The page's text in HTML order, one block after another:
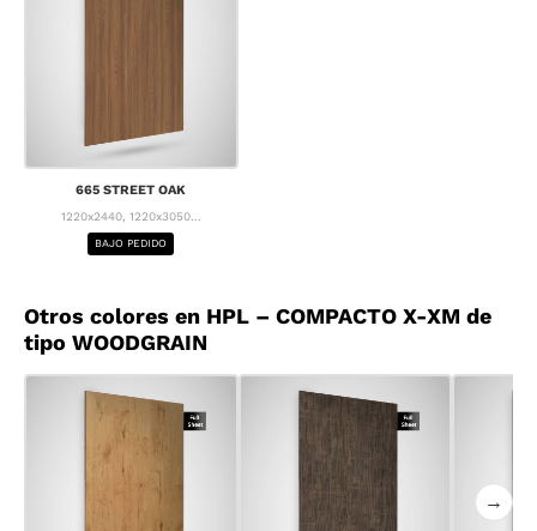
665 STREET OAK
1220x2440, 1220x3050...
BAJO PEDIDO
Otros colores en HPL – COMPACTO X-XM de
tipo WOODGRAIN
→